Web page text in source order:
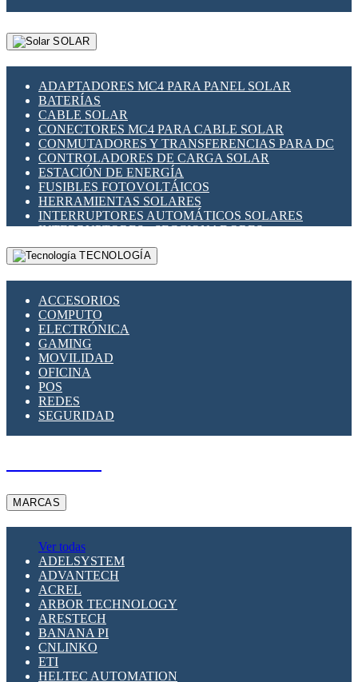
SOLAR
ADAPTADORES MC4 PARA PANEL SOLAR
BATERÍAS
CABLE SOLAR
CONECTORES MC4 PARA CABLE SOLAR
CONMUTADORES Y TRANSFERENCIAS PARA DC
CONTROLADORES DE CARGA SOLAR
ESTACIÓN DE ENERGÍA
FUSIBLES FOTOVOLTÁICOS
HERRAMIENTAS SOLARES
INTERRUPTORES AUTOMÁTICOS SOLARES
INTERRUPTORES - SECCIONADORES
FOTOVOLTÁICOS
MONTAJE PANEL SOLAR
SUPRESOR DE TRANSIENTES SPDS PARA
APLICACIONES FOTOVOLTAICAS
TECNOLOGÍA
ACCESORIOS
COMPUTO
ELECTRÓNICA
GAMING
MOVILIDAD
OFICINA
POS
REDES
SEGURIDAD
MARCAS
Ver todas
ADELSYSTEM
ADVANTECH
ACREL
ARBOR TECHNOLOGY
ARESTECH
BANANA PI
CNLINKO
ETI
HELTEC AUTOMATION